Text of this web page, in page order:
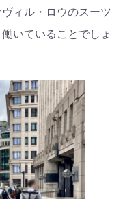
ィル・ロウのスーツ
いていることでしょ